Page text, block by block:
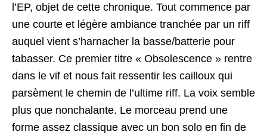
l’EP, objet de cette chronique. Tout commence par
une courte et légère ambiance tranchée par un riff
auquel vient s’harnacher la basse/batterie pour
tabasser. Ce premier titre « Obsolescence » rentre
dans le vif et nous fait ressentir les cailloux qui
parsèment le chemin de l’ultime riff. La voix semble
plus que nonchalante. Le morceau prend une
forme assez classique avec un bon solo en fin de